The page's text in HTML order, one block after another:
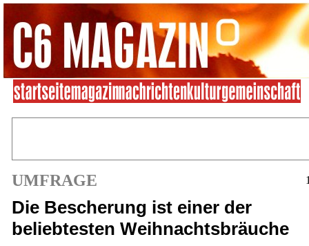
UMFRAGE
Die Bescherung ist einer der
beliebtesten Weihnachtsbräuche